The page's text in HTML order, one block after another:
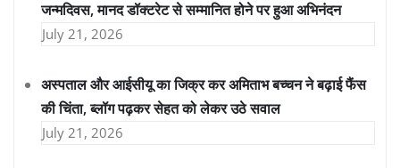
जन्मदिवस, मानद डॉक्टरेट से सम्मानित होने पर हुआ अभिनंदन
July 21, 2026
अस्पताल और आईसीयू का जिक्र कर अमिताभ बच्चन ने बढ़ाई फैंस
की चिंता, ब्लॉग पढ़कर सेहत को लेकर उठे सवाल
July 21, 2026